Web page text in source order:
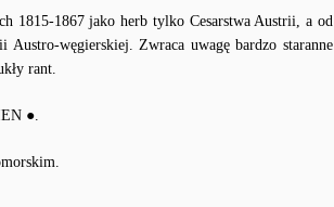
1815-1867 jako herb tylko Cesarstwa Austrii, a od
węgierskiej. Zwraca uwagę bardzo staranne
rant.
●.